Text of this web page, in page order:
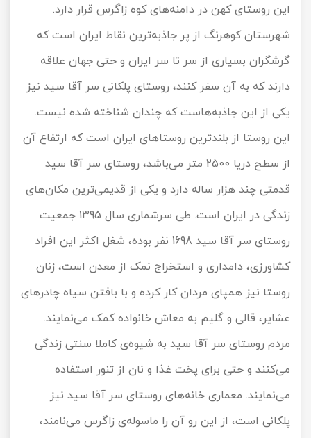
این روستای کهن در دامنه‌های کوه زاگرس قرار دارد.
شهرستان کوهرنگ از پر جاذبه‌ترین نقاط ایران است که
گرشگران بسیاری از سر تا سر ایران و حتی جهان علاقه
دارند که به آن سفر کنند، روستای پلکانی سر آقا سید نیز
یکی از این جاذبه‌هاست که چندان شناخته شده نیست.
این روستا از بلندترین روستاهای ایران است که ارتفاع آن
از سطح دریا 2500 متر می‌باشد، روستای سر آقا سید
قدمتی چند هزار ساله دارد و یکی از قدیمی‌ترین مکان‌های
زندگی در ایران است. طی سرشماری سال 1395 جمعیت
روستای سر آقا سید 1698 نفر بوده، شغل اکثر این افراد
کشاورزی، دامداری و استخراج نمک از معدن است، زنان
روستا نیز همپای مردان کار کرده و با بافتن سیاه چادرهای
عشایر، قالی و گلیم به معاش خانواده کمک می‌نمایند.
مردم روستای سر آقا سید به شیوه‌ی کاملا سنتی زندگی
می‌کنند و حتی برای پخت غذا و نان از تنور استفاده
می‌نمایند. معماری خانه‌های روستای سر آقا سید نیز
پلکانی است، از این رو آن را ماسوله‌ی زاگرس می‌نامند،